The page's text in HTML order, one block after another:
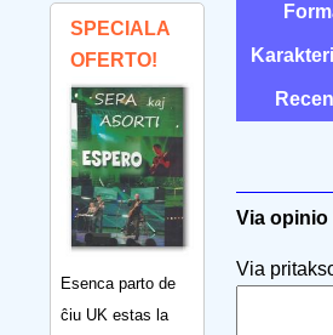
SPECIALA
OFERTO!
Esenca parto de
ĉiu UK estas la
Via opinio
Via